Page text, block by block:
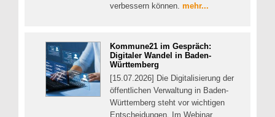
verbessern können. mehr...
Kommune21 im Gespräch:
Digitaler Wandel in Baden-
Württemberg
[15.07.2026] Die Digitalisierung der
öffentlichen Verwaltung in Baden-
Württemberg steht vor wichtigen
Entscheidungen. Im Webinar